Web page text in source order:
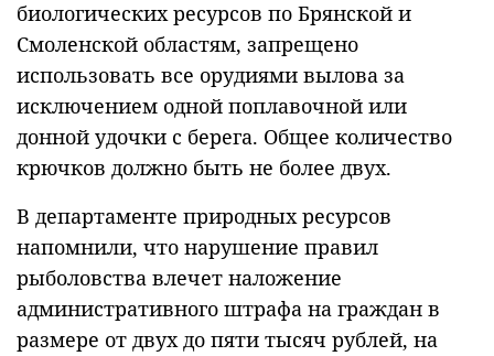
биологических ресурсов по Брянской и
Смоленской областям, запрещено
использовать все орудиями вылова за
исключением одной поплавочной или
донной удочки с берега. Общее количество
крючков должно быть не более двух.
В департаменте природных ресурсов
напомнили, что нарушение правил
рыболовства влечет наложение
административного штрафа на граждан в
размере от двух до пяти тысяч рублей, на